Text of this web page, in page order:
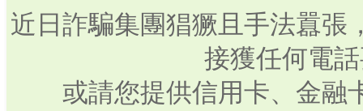
近日詐騙集團猖獗且手法囂張
接獲任何電
或請您提供信用卡、金融